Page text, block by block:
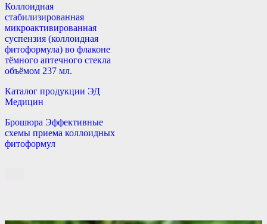
Коллоидная
стабилизированная
микроактивированная
суспензия (коллоидная
фитоформула) во флаконе
тёмного аптечного стекла
объёмом 237 мл.
Каталог продукции ЭД
Медицин
Брошюра Эффективные
схемы приема коллоидных
фитоформул